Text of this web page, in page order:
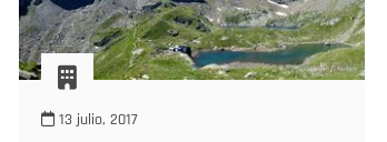
13 julio, 2017